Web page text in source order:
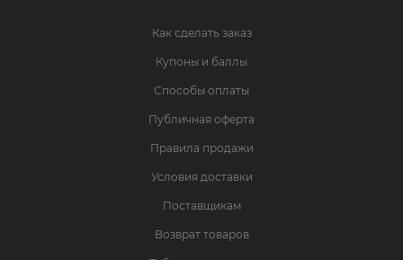
Как сделать заказ
Купоны и баллы
Способы оплаты
Публичная оферта
Правила продажи
Условия доставки
Поставщикам
Возврат товаров